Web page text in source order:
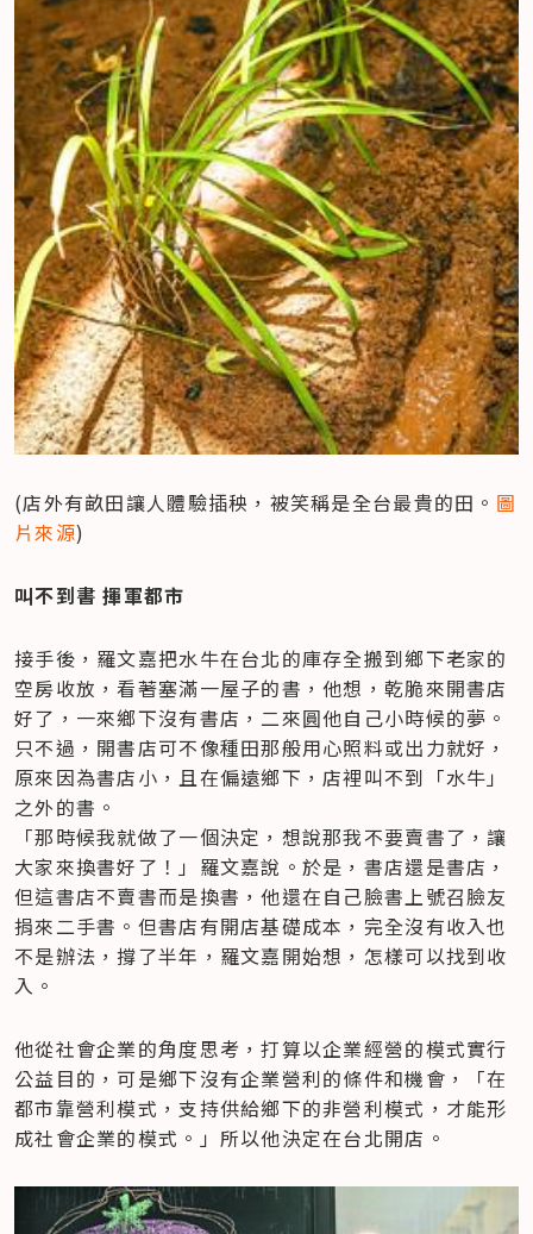
(店外有畝田讓人體驗插秧，被笑稱是全台最貴的田。 圖
片來源)
叫不到書 揮軍都市
接手後，羅文嘉把水牛在台北的庫存全搬到鄉下老家的
空房收放，看著塞滿一屋子的書，他想，乾脆來開書店
好了，一來鄉下沒有書店，二來圓他自己小時候的夢。
只不過，開書店可不像種田那般用心照料或出力就好，
原來因為書店小，且在偏遠鄉下，店裡叫不到「水牛」
之外的書。
「那時候我就做了一個決定，想說那我不要賣書了，讓
大家來換書好了！」羅文嘉說。於是，書店還是書店，
但這書店不賣書而是換書，他還在自己臉書上號召臉友
捐來二手書。但書店有開店基礎成本，完全沒有收入也
不是辦法，撐了半年，羅文嘉開始想，怎樣可以找到收
入。
他從社會企業的角度思考，打算以企業經營的模式實行
公益目的，可是鄉下沒有企業營利的條件和機會，「在
都市靠營利模式，支持供給鄉下的非營利模式，才能形
成社會企業的模式。」所以他決定在台北開店。